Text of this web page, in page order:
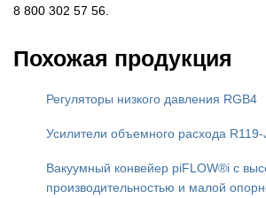
8 800 302 57 56.
Похожая продукция
Регуляторы низкого давления RGB4
Усилители объемного расхода R119-
Вакуумный конвейер piFLOW®i с
производительностью и малой